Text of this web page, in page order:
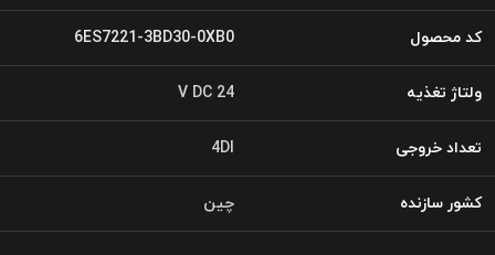
کد محصول 6ES7221-3BD30-0XB0
ولتاژ تغذیه 24 V DC
تعداد خروجی 4DI
کشور سازنده چین